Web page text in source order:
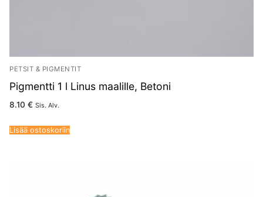
PETSIT & PIGMENTIT
Pigmentti 1 l Linus maalille, Betoni
8.10 € Sis. Alv.
Lisää ostoskoriin